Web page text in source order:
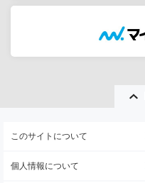
このサイトについて
個人情報について